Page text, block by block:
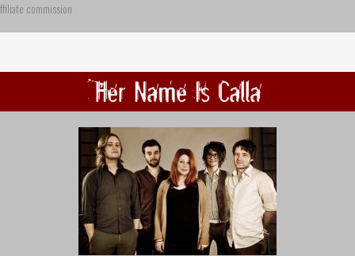
commission
Her Name Is Calla